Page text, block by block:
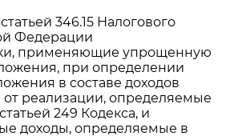
346.15 Налогового
Федерации
применяющие упрощенную
при определении
в составе доходов
реализации, определяемые
249 Кодекса, и
доходы, определяемые в